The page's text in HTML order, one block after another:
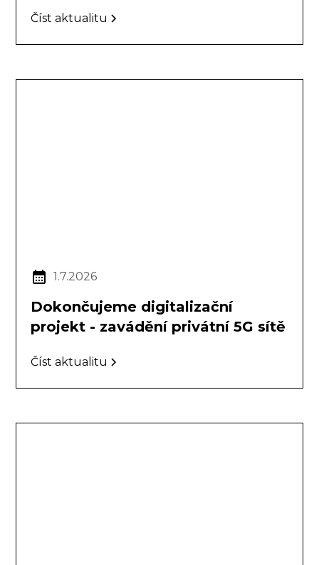
Číst aktualitu
1.7.2026
Dokončujeme digitalizační
projekt - zavádění privátní 5G sítě
Číst aktualitu